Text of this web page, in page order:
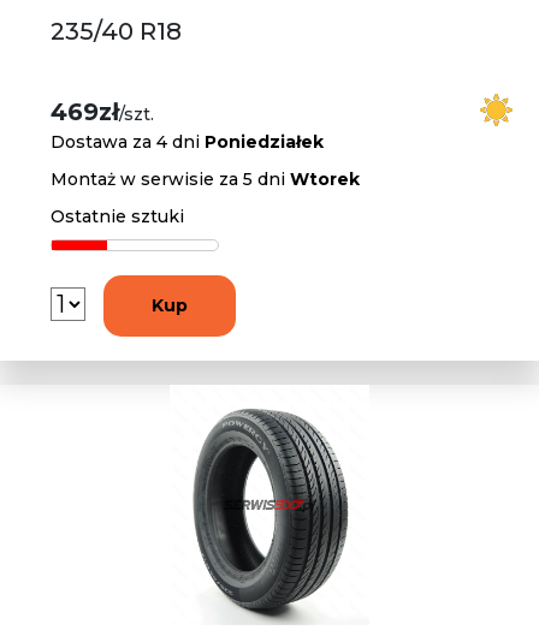
235/40 R18
469zł/szt.
Dostawa za 4 dni Poniedziałek
Montaż w serwisie za 5 dniWtorek
Ostatnie sztuki
Kup